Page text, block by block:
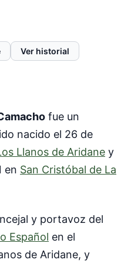
Ver historial
fue un
nacido el 26 de
Llanos de Aridane y
en San Cristóbal de La
y portavoz del
Español en el
de Aridane, y